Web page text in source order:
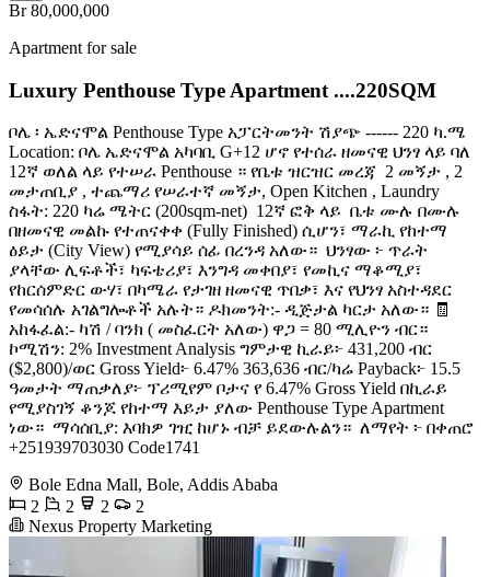
Br 80,000,000
Apartment for sale
Luxury Penthouse Type Apartment ....220SQM
ቦሌ ፡ ኤድናሞል Penthouse Type አፓርትመንት ሽያጭ ------ 220 ካ.ሜ
Location: ቦሌ ኤድናሞል አካባቢ G+12 ሆኖ የተሰራ ዘመናዊ ህንፃ ላይ ባለ
12ኛ ወለል ላይ የተሠራ Penthouse ። የቤቱ ዝርዝር መረጃ ️ 2 መኝታ , 2
መታጠቢያ , ተጨማሪ የሠራተኛ መኝታ, Open Kitchen , Laundry ️
ስፋት: 220 ካሬ ሜትር (200sqm-net) ️ 12ኛ ፎቅ ላይ ️ ቤቱ ሙሉ በሙሉ
በዘመናዊ መልኩ የተጠናቀቀ (Fully Finished) ሲሆን፣ ማራኪ የከተማ
ዕይታ (City View) የሚያሳይ ሰፊ በረንዳ አለው። ️ ህንፃው ፦ ጥራት
ያላቸው ሊፍቶች፣ ካፍቴሪያ፣ እንግዳ መቀበያ፣ የመኪና ማቆሚያ፣
የከርሰምድር ውሃ፣ በካሜራ የታገዘ ዘመናዊ ጥበቃ፣ እና የህንፃ አስተዳደር
የመሳሰሉ አገልግሎቶች አሉት። ዶክመንት:- ዲጅታል ካርታ አለው። 🧾
አከፋፈል:- ካሽ / ባንክ ( መስፈርት አለው) ዋጋ = 80 ሚሊዮን ብር።
ኮሚሽን: 2% Investment Analysis ግምታዊ ኪራይ፦ 431,200 ብር
($2,800)/ወር Gross Yield፦ 6.47% 363,636 ብር/ካሬ Payback፦ 15.5
ዓመታት ማጠቃለያ፦ ፕሪሚየም ቦታና የ 6.47% Gross Yield በኪራይ
የሚያስገኝ ቆንጆ የከተማ እይታ ያለው Penthouse Type Apartment
ነው። ️ ማሳሰቢያ: እባክዎ ገዢ ከሆኑ ብቻ ይደውሉልን። ️ ለማየት ፦ በቀጠሮ
+251939703030 Code1741
Bole Edna Mall, Bole, Addis Ababa
2
2 2
2
Nexus Property Marketing